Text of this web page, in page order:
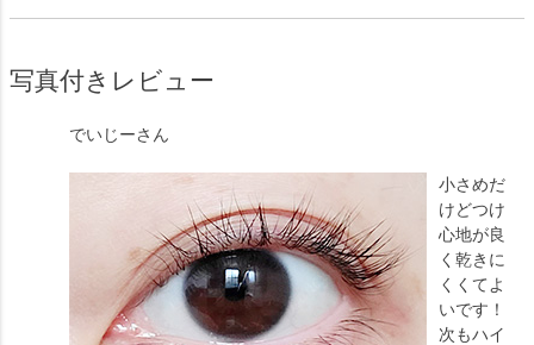
写真付きレビュー
でいじーさん
小さめだ
けどつけ
心地が良
く乾きに
くくてよ
いです！
次もハイ